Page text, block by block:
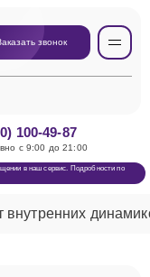
звонок
100-49-87
с 9:00 до 21:00
в наш сервис. Подробности по
внутренних